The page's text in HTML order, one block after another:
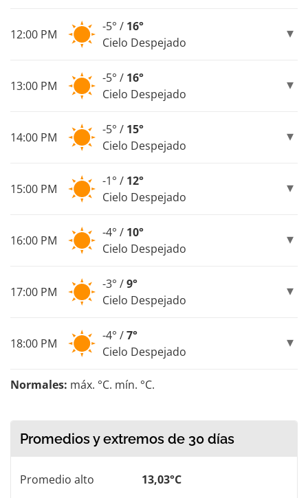
12:00 PM
-5° / 16°
Cielo Despejado
13:00 PM
-5° / 16°
Cielo Despejado
14:00 PM
-5° / 15°
Cielo Despejado
15:00 PM
-1° / 12°
Cielo Despejado
16:00 PM
-4° / 10°
Cielo Despejado
17:00 PM
-3° /9°
Cielo Despejado
18:00 PM
-4° /7°
Cielo Despejado
Normales: máx. °C. mín. °C.
Promedios y extremos de 30 días
Promedio alto
13,03°C